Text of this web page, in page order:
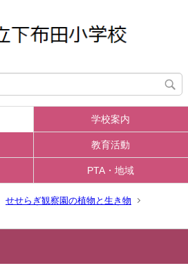
学校案内
教育活動
PTA・地域
せせらぎ観察園の植物と生き物